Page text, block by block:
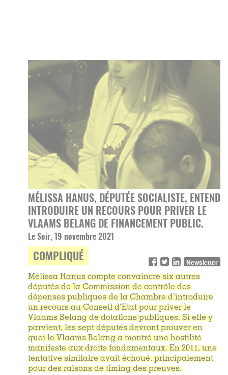
MÉLISSA HANUS, DÉPUTÉE SOCIALISTE, ENTEND
INTRODUIRE UN RECOURS POUR PRIVER LE
VLAAMS BELANG DE FINANCEMENT PUBLIC.
Le Soir, 19 novembre 2021
COMPLIQUÉ Newsletter
Mélissa Hanus compte convaincre six autres
députés de la Commission de contrôle des
dépenses publiques de la Chambre d’introduire
un recours au Conseil d’Etat pour priver le
Vlaams Belang de dotations publiques. Si elle y
parvient, les sept députés devront prouver en
quoi le Vlaams Belang a montré une hostilité
manifeste aux droits fondamentaux. En 2011, une
tentative similaire avait échoué, principalement
pour des raisons de timing des preuves.